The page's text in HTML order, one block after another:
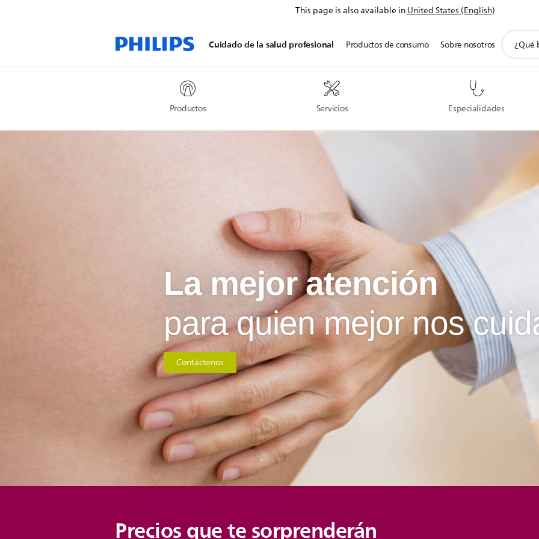
This page is also available inUnited States (English)
Cuidado de la salud profesional
Productos Servicios Especialidades
Productos de consumo Sobre nosotros
La mejor atención
para quien mejor nos
Contáctenos
Precios que te sorprenderán